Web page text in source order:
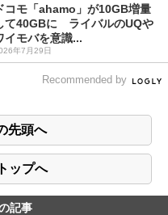
コモ「ahamo」が10GB増量
て40GBに ライバルのUQや
イモバを意識...
年7月29日
Recommended by
先頭へ
ップへ
記事